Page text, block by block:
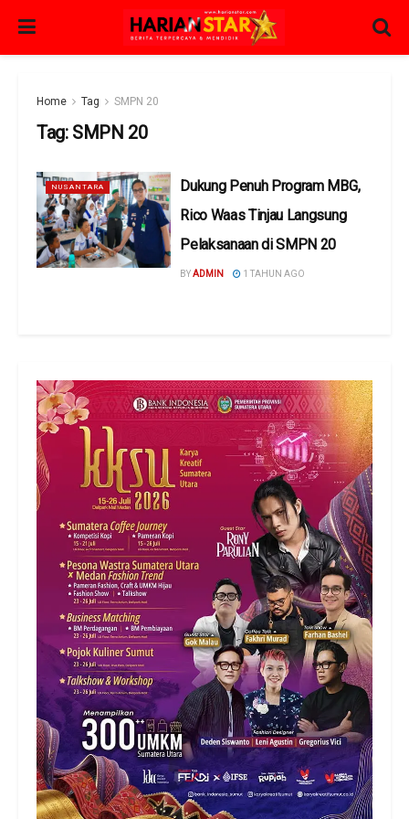
Home Tag SMPN 20
Tag: SMPN 20
NUSANTARA
Dukung Penuh Program MBG,
Rico Waas Tinjau Langsung
Pelaksanaan di SMPN 20
BYADMIN 1 TAHUN AGO